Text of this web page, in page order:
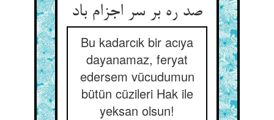
صد ره بر سر اجزام باد
Bu kadarcık bir acıya
dayanamaz, feryat
edersem vücudumun
bütün cüzileri Hak ile
yeksan olsun!